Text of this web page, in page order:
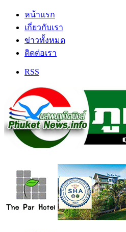
หน้าแรก
เกี่ยวกับเรา
ข่าวทั้งหมด
ติดต่อเรา
RSS